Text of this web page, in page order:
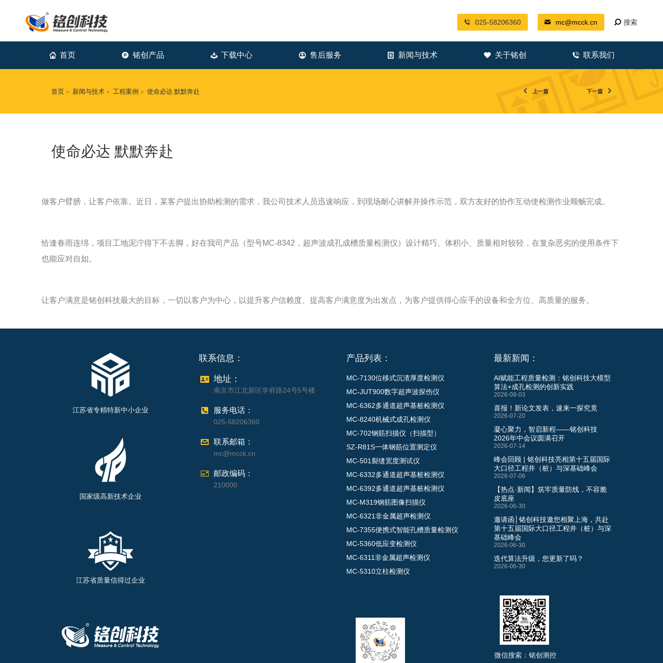
025-58206360 mc@mcck.cn 搜索
首页 铭创产品 下载中心 售后服务 新闻与技术 关于铭创 联系我们
您在这里：
首页 新闻与技术 工程案例 使命必达 默默奔赴 上一篇 下一篇
使命必达 默默奔赴
做客户臂膀，让客户依靠。近日，某客户提出协助检测的需求，我公司技术人员迅速响应，到现场耐心讲解并操作示范，双方友好的协作互动使检测作业顺畅完成。
恰逢春雨连绵，项目工地泥泞得下不去脚，好在我司产品（型号MC-8342，超声波成孔成槽质量检测仪）设计精巧、体积小、质量相对较轻，在复杂恶劣的使用条件下
也能应对自如。
让客户满意是铭创科技最大的目标，一切以客户为中心，以提升客户信赖度、提高客户满意度为出发点，为客户提供得心应手的设备和全方位、高质量的服务。
江苏省专精特新中小企业
国家级高新技术企业
江苏省质量信得过企业
联系信息：
地址：
南京市江北新区学府路24号5号楼
服务电话：
025-58206360
联系邮箱：
mc@mcck.cn
邮政编码：
210000
产品列表：
MC-7130位移式沉渣厚度检测仪
MC-JUT900数字超声波探伤仪
MC-6362多通道超声基桩检测仪
MC-8240机械式成孔检测仪
MC-702钢筋扫描仪（扫描型）
SZ-R81S一体钢筋位置测定仪
MC-501裂缝宽度测试仪
MC-6332多通道超声基桩检测仪
MC-6392多通道超声基桩检测仪
MC-M319钢筋图像扫描仪
MC-6321非金属超声检测仪
MC-7355便携式智能孔槽质量检测仪
MC-5360低应变检测仪
MC-6311非金属超声检测仪
MC-5310立柱检测仪
最新新闻：
AI赋能工程质量检测：铭创科技大模型
算法+成孔检测的创新实践
2026-08-03
喜报！新论文发表，速来一探究竟
2026-07-20
凝心聚力，智启新程——铭创科技
2026年中会议圆满召开
2026-07-14
峰会回顾 | 铭创科技亮相第十五届国际
大口径工程井（桩）与深基础峰会
2026-07-06
【热点·新闻】筑牢质量防线，不容脆
皮底座
2026-06-30
邀请函│铭创科技邀您相聚上海，共赴
第十五届国际大口径工程井（桩）与深
基础峰会
2026-06-30
迭代算法升级，您更新了吗？
2026-06-30
微信搜索：铭创测控